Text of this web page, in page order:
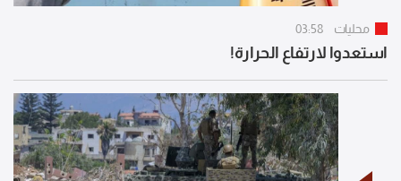
محليات 03:58
استعدوا لارتفاع الحرارة!